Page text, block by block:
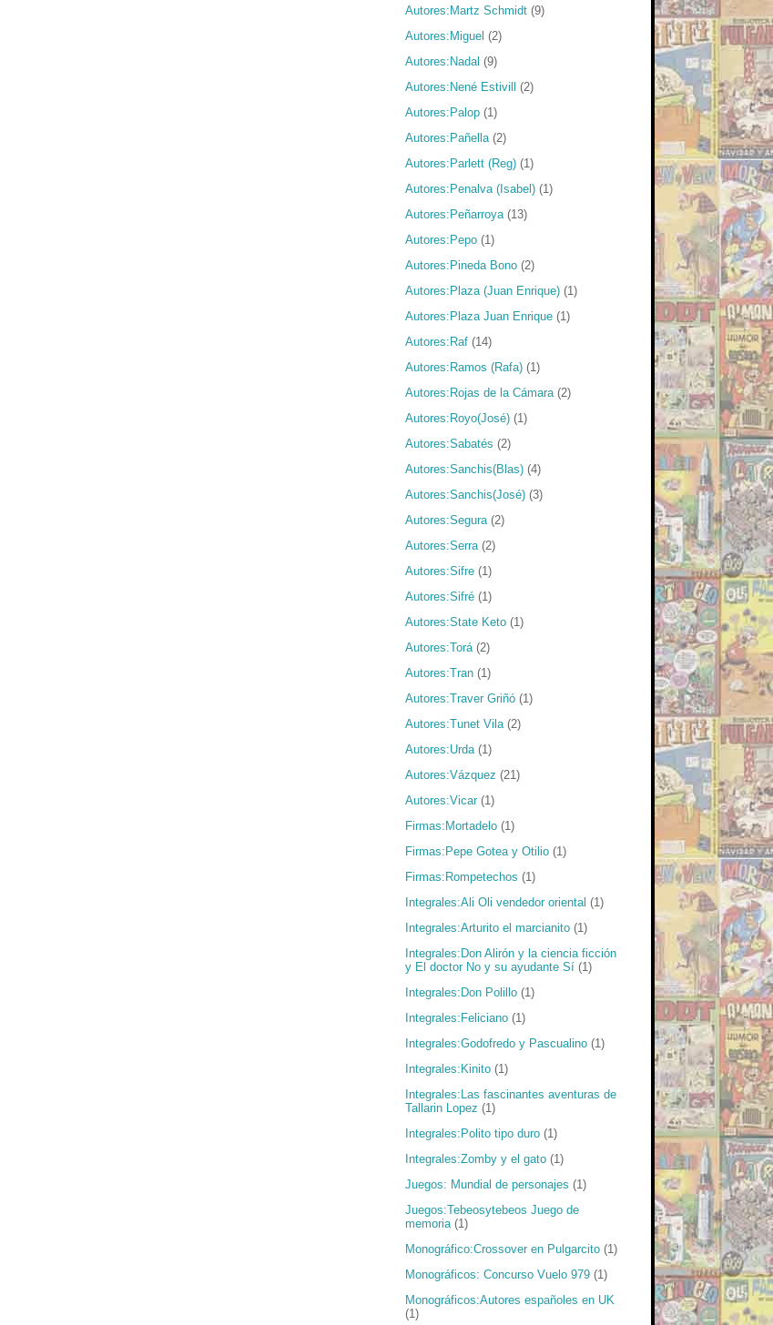
Autores:Martz Schmidt (9)
Autores:Miguel (2)
Autores:Nadal (9)
Autores:Nené Estivill
(2)
Autores:Palop (1)
Autores:Pañella (2)
Autores:Parlett (Reg) (1)
Autores:Penalva (Isabel) (1)
Autores:Peñarroya (13)
Autores:Pepo (1)
Autores:Pineda Bono (2)
Autores:Plaza (Juan Enrique) (1)
Autores:Plaza Juan Enrique (1)
Autores:Raf (14)
Autores:Ramos (Rafa) (1)
Autores:Rojas de la Cámara (2)
Autores:Royo(José) (1)
Autores:Sabatés (2)
Autores:Sanchis(Blas) (4)
Autores:Sanchis(José) (3)
Autores:Segura (2)
Autores:Serra (2)
Autores:Sifre (1)
Autores:Sifré (1)
Autores:State Keto (1)
Autores:Torá (2)
Autores:Tran (1)
Autores:Traver Griñó (1)
Autores:Tunet Vila (2)
Autores:Urda (1)
Autores:Vázquez (21)
Autores:Vicar (1)
Firmas:Mortadelo (1)
Firmas:Pepe Gotea y Otilio (1)
Firmas:Rompetechos (1)
Integrales:Ali Oli vendedor oriental (1)
Integrales:Arturito el marcianito (1)
Integrales:Don Alirón y la ciencia ficción
y El doctor No y su ayudante Sí (1)
Integrales:Don Polillo (1)
Integrales:Feliciano (1)
Integrales:Godofredo y Pascualino (1)
Integrales:Kinito (1)
Integrales:Las fascinantes aventuras de
Tallarin Lopez (1)
Integrales:Polito tipo duro (1)
Integrales:Zomby y el gato (1)
Juegos: Mundial de personajes (1)
Juegos:Tebeosytebeos Juego de
memoria (1)
Monográfico:Crossover en Pulgarcito (1)
Monográficos: Concurso Vuelo 979 (1)
Monográficos:Autores españoles en UK
(1)